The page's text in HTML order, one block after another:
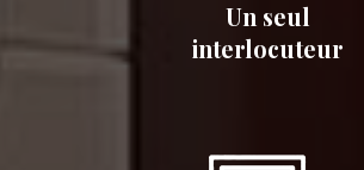
Un seul
interlocuteur